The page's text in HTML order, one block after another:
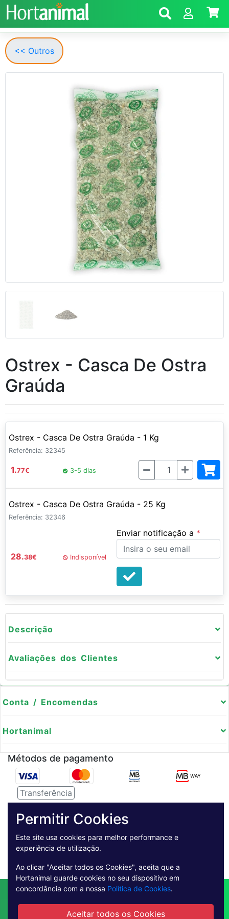
<< Outros
Ostrex - Casca De Ostra
Graúda
Ostrex - Casca De Ostra Graúda - 1 Kg
Referência: 32345
1.77€ 3-5 dias Quantidade
Ostrex - Casca De Ostra Graúda - 25 Kg
Referência: 32346
28.38€ Indisponível
Enviar notificação a
Descrição
Avaliações dos Clientes
Conta / Encomendas
Hortanimal
Métodos de pagamento
Transferência
Pagamento Seguro
Contactos Envio
Condições de Venda
Permitir Cookies
Este site usa cookies para melhor performance e
experiência de utilização.
Ao clicar "Aceitar todos os Cookies", aceita que a
Hortanimal guarde cookies no seu dispositivo em
concordância com a nossa Política de Cookies.
Aceitar todos os Cookies